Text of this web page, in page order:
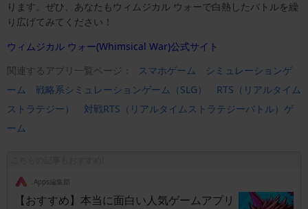
ります。ぜひ、あなたもウィムジカル ウォーで白熱したバトルを繰
り広げてみてください！
ウィムジカル ウォー(Whimsical War)公式サイト
関連するアプリ一覧ページ：
スマホゲーム
シミュレーションゲ
ーム
戦略系シミュレーションゲーム（SLG）
RTS（リアルタイム
ストラテジー）
対戦RTS（リアルタイムストラテジーバトル）ゲ
ーム
.Apps編集部
【おすすめ】本当に面白い人気ゲームアプリ